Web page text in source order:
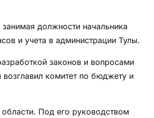
должности начальника
и учета в администрации Тулы.
законов и вопросами
комитет по бюджету и
Под его руководством